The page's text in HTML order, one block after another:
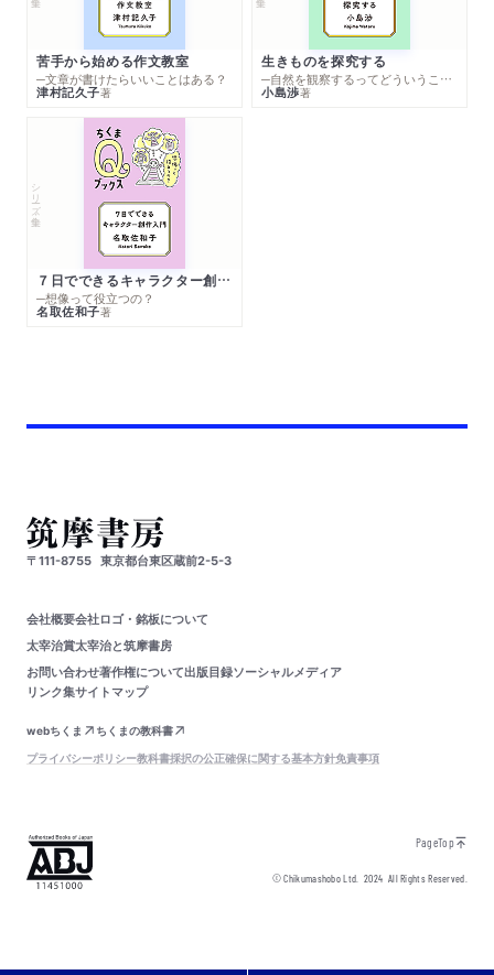
苦手から始める作文教室
─文章が書けたらいいことはある？
津村記久子著
生きものを探究する
─自然を観察するってどういうこと？
小島渉著
シリーズ・全集
７日でできるキャラクター創作入門
─想像って役立つの？
名取佐和子著
〒111-8755 東京都台東区蔵前2-5-3
会社概要会社ロゴ・銘板について
太宰治賞太宰治と筑摩書房
お問い合わせ著作権について出版目録ソーシャルメディア
リンク集サイトマップ
webちくま
ちくまの教科書
プライバシーポリシー教科書採択の公正確保に関する基本方針免責事項
PageTop
© Chikumashobo Ltd.2024 All Rights Reserved.